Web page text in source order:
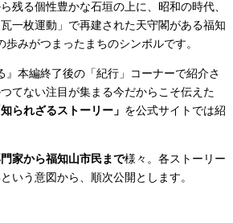
残る個性豊かな石垣の上に、昭和の時代、
一枚運動」で再建された天守閣がある福知
歩みがつまったまちのシンボルです。
』本編終了後の「紀行」コーナーで紹介さ
てない注目が集まる今だからこそ伝えた
られざるストーリー」 を公式サイトでは紹
家から福知山市民まで様々。各ストーリー
いう意図から、順次公開とします。